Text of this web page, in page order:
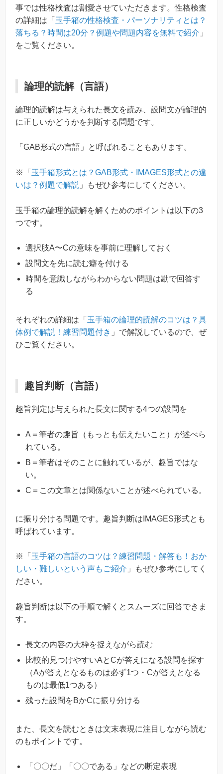
事では性格検査は割愛させていただきます。性格検査
の詳細は「 玉手箱の性格検査・パーソナリティとは？
落ちる？時間は20分？例題や問題内容を無料で紹介 」
をご覧ください。
論理的読解（言語）
論理的読解は与えられた長文を読み、設問文が論理的
に正しいかどうかを判断する問題です。
「GAB形式の言語」と呼ばれることもあります。
※「 玉手箱形式とは？GAB形式・IMAGES形式との違
いは？例題で解説 」もぜひ参考にしてください。
玉手箱の論理的読解を解くためのポイントは以下の3
つです。
選択肢A〜Cの意味を事前に理解しておく
設問文を先に読む癖を付ける
時間を意識しながらわからない問題は勘で回答す
る
それぞれの詳細は「 玉手箱の論理的読解のコツは？具
体例で解説！練習問題付き 」で解説しているので、ぜ
ひご覧ください。
趣旨判断（言語）
趣旨判定は与えられた長文に関する4つの設問を
A＝筆者の趣旨（もっとも伝えたいこと）が述べら
れている。
B＝筆者はそのことに触れているが、趣旨ではな
い。
C＝この文章とは関係ないことが述べられている。
に振り分ける問題です。趣旨判断はIMAGES形式とも
呼ばれています。
※「 玉手箱の言語のコツは？練習問題・解答も！おか
しい・難しいという声もご紹介 」もぜひ参考にしてく
ださい。
趣旨判断は以下の手順で解くとスムーズに回答できま
す。
長文の内容の大枠を捉えながら読む
比較的見つけやすいAとCが答えになる設問を探す
（Aが答えとなるものは必ず1つ・Cが答えとなる
ものは最低1つある）
残った設問をBかCに振り分ける
また、長文を読むときは文末表現に注目しながら読む
のもポイントです。
「〇〇だ」「〇〇である」などの断定表現